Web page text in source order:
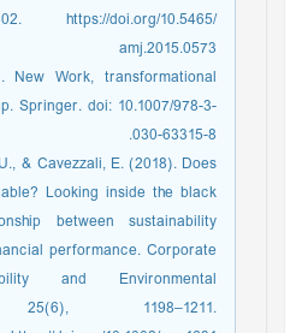
https://doi.org/10.5465/
amj.2015.0573
New Work, transformational
Springer. doi: 10.1007/978-3-
030-63315-8.
& Cavezzali, E. (2018). Does
Looking inside the black
between sustainability
performance. Corporate
and Environmental
25(6), 1198–1211.